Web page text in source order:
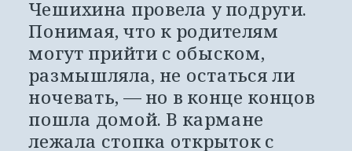
Чешихина провела у подруги.
Понимая, что к родителям
могут прийти с обыском,
размышляла, не остаться ли
ночевать, — но в конце концов
пошла домой. В кармане
лежала стопка открыток с